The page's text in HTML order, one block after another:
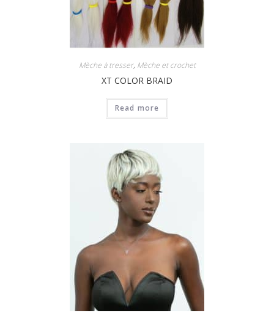
Mèche à tresser, Mèche et crochet
XT COLOR BRAID
Read more